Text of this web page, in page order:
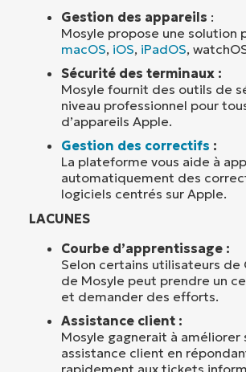
Gestion des appareils :
Mosyle propose une solution
macOS, iOS, iPadOS,
Sécurité des terminaux :
Mosyle fournit des outils de
niveau professionnel pour
d’appareils Apple.
Gestion des correctifs :
La plateforme vous aide à
automatiquement des
logiciels centrés sur Apple.
LACUNES
Courbe d’apprentissage :
Selon certains utilisateurs de
de Mosyle peut prendre un
et demander des efforts.
Assistance client :
Mosyle gagnerait à améliorer
assistance client en
rapidement aux tickets